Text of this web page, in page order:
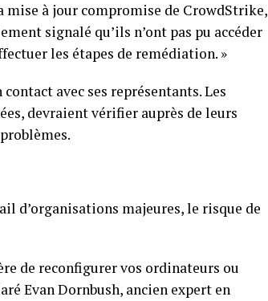
mise à jour compromise de CrowdStrike,
signalé qu’ils n’ont pas pu accéder
les étapes de remédiation. »
avec ‌ses‍ représentants. Les
devraient vérifier auprès‌ de leurs
d’organisations majeures, le risque de
de reconfigurer vos‍ ordinateurs ou
Evan Dornbush, ancien expert​ en